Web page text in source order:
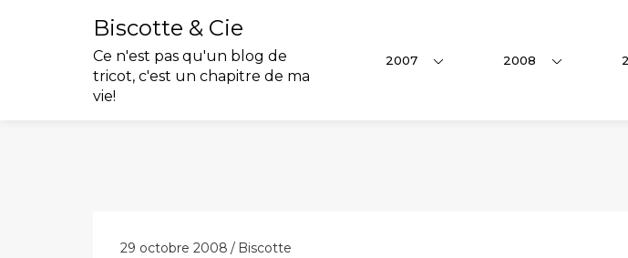
Biscotte & Cie
Ce n'est pas qu'un blog de
tricot, c'est un chapitre de ma
vie!
2007 2008
29 octobre 2008
Biscotte